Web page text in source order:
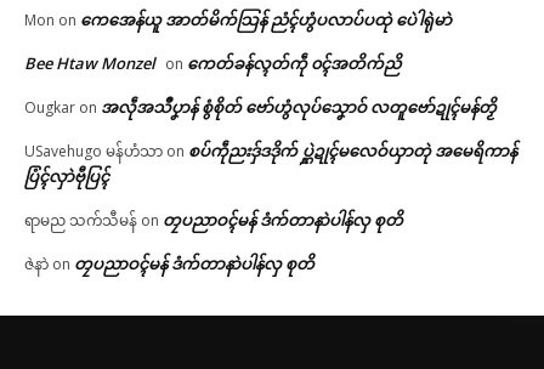
Mon on ကေအေန်ယူ အာတ်မိက်သြန် ညံၚ်ဟွံပလာပ်ပထုဲ ပေဲါရုဲမာဲ
Bee Htaw Monzel on ကေတ်ခန်လ္ၚတ်ကဵု ၀ၚ်အတိက်ညိ
Ougkar on အလဵုအသဳပၞာန် စွံစိုတ် ဗော်ဟွံလုပ်သၞောဝ် လတူဗော်ဍုၚ်မန်တၟိ
USavehugo မန်ဟံသာ on စပ်ကဵုညးဒှ်ဒဒိုက် ပ္ဋဲဍုၚ်မလေဝ်ယှာတုဲ အမေရိကာန်
ပြံၚ်လှာဲဗီုပြၚ်
ရာမည သက်သီမန် on တၠပညာဝၚ်မန် ဒံက်တာနာဲပါန်လှ စုတိ
ဇဲနာဲ on တၠပညာဝၚ်မန် ဒံက်တာနာဲပါန်လှ စုတိ